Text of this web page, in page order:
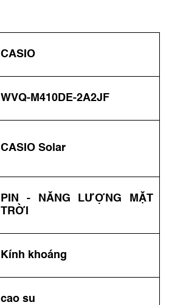
CASIO
WVQ-M410DE-2A2JF
CASIO Solar
PIN - NĂNG LƯỢNG MẶT
TRỜI
Kính khoáng
cao su